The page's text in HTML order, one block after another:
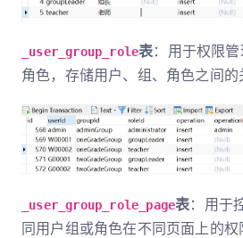
_user_group_role表：用于权限
角色，存储用户、组、角色之间的
_user_group_role_page表：用于
同用户组或角色在不同页面上的权